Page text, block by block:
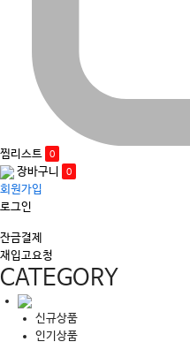
찜리스트 0
장바구니 0
회원가입
로그인
잔금결제
재입고요청
CATEGORY
신규상품
인기상품